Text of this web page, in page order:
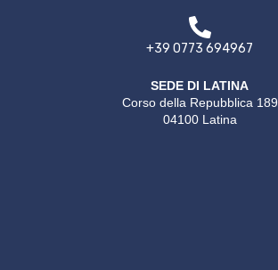
+39 0773 694967
SEDE DI LATINA
Corso della Repubblica 189
04100 Latina